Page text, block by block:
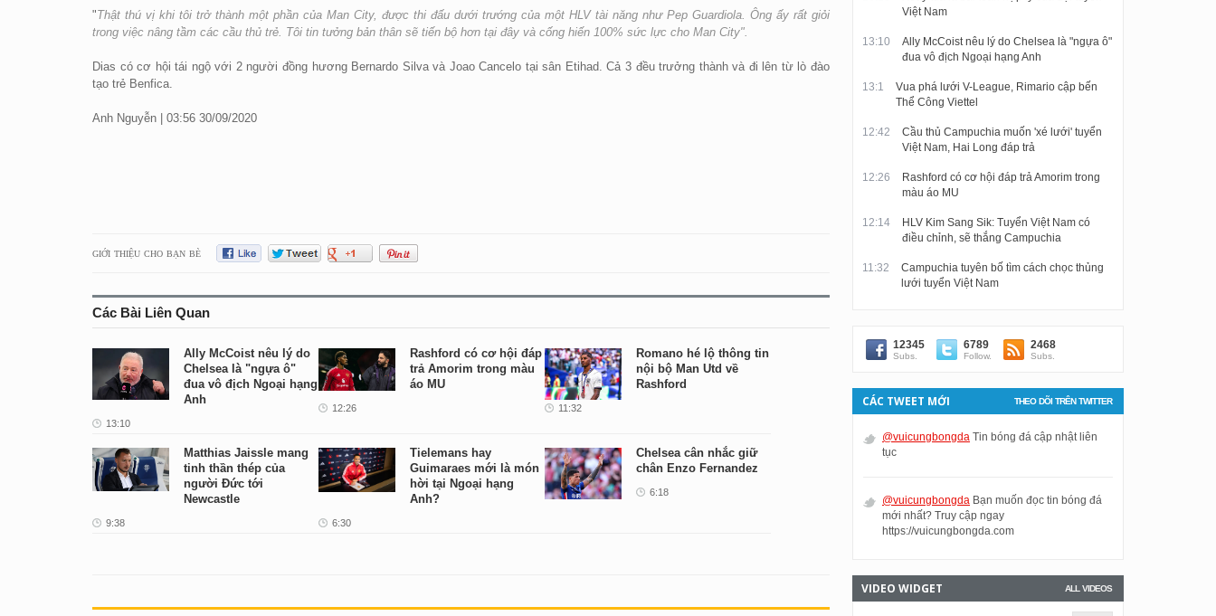
"Thật thú vị khi tôi trở thành một phần của Man City, được thi đấu dưới trướng của một HLV tài năng như Pep Guardiola. Ông ấy rất giỏi
trong việc nâng tầm các cầu thủ trẻ. Tôi tin tưởng bản thân sẽ tiến bộ hơn tại đây và cống hiến 100% sức lực cho Man City".
Dias có cơ hội tái ngộ với 2 người đồng hương Bernardo Silva và Joao Cancelo tại sân Etihad. Cả 3 đều trưởng thành và đi lên từ lò đào
tạo trẻ Benfica.
Anh Nguyễn | 03:56 30/09/2020
GIỚI THIỆU CHO BẠN BÈ
Các Bài Liên Quan
Ally McCoist nêu lý do
Chelsea là "ngựa ô"
đua vô địch Ngoại hạng
Anh
13:10
Rashford có cơ hội đáp
trả Amorim trong màu
áo MU
12:26
Romano hé lộ thông tin
nội bộ Man Utd về
Rashford
11:32
Matthias Jaissle mang
tinh thần thép của
người Đức tới
Newcastle
9:38
Tielemans hay
Guimaraes mới là món
hời tại Ngoại hạng
Anh?
6:30
Chelsea cân nhắc giữ
chân Enzo Fernandez
6:18
Việt Nam
13:10
Ally McCoist nêu lý do Chelsea là "ngựa ô"
đua vô địch Ngoại hạng Anh
13:1
Vua phá lưới V-League, Rimario cập bến
Thể Công Viettel
12:42
Cầu thủ Campuchia muốn 'xé lưới' tuyển
Việt Nam, Hai Long đáp trả
12:26
Rashford có cơ hội đáp trả Amorim trong
màu áo MU
12:14
HLV Kim Sang Sik: Tuyển Việt Nam có
điều chỉnh, sẽ thắng Campuchia
11:32
Campuchia tuyên bố tìm cách chọc thủng
lưới tuyển Việt Nam
12345
Subs.
6789
Follow.
2468
Subs.
THEO DÕI TRÊN TWITTER
CÁC TWEET MỚI
@vuicungbongda Tin bóng đá cập nhật liên
tục
@vuicungbongda Bạn muốn đọc tin bóng đá
mới nhất? Truy cập ngay
https://vuicungbongda.com
ALL VIDEOS
VIDEO WIDGET